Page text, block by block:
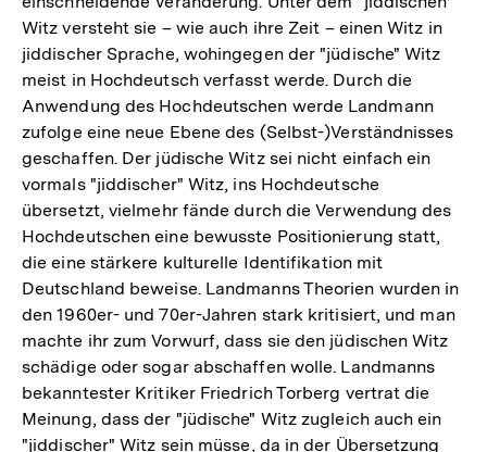
Witz versteht sie – wie auch ihre Zeit – einen Witz in
jiddischer Sprache, wohingegen der "jüdische" Witz
meist in Hochdeutsch verfasst werde. Durch die
Anwendung des Hochdeutschen werde Landmann
zufolge eine neue Ebene des (Selbst-)Verständnisses
geschaffen. Der jüdische Witz sei nicht einfach ein
vormals "jiddischer" Witz, ins Hochdeutsche
übersetzt, vielmehr fände durch die Verwendung des
Hochdeutschen eine bewusste Positionierung statt,
die eine stärkere kulturelle Identifikation mit
Deutschland beweise. Landmanns Theorien wurden in
den 1960er- und 70er-Jahren stark kritisiert, und man
machte ihr zum Vorwurf, dass sie den jüdischen Witz
schädige oder sogar abschaffen wolle. Landmanns
bekanntester Kritiker Friedrich Torberg vertrat die
Meinung, dass der "jüdische" Witz zugleich auch ein
"jiddischer" Witz sein müsse, da in der Übersetzung